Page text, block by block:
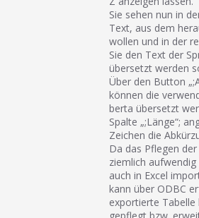
Sie sehen nun in
Text, aus dem
wollen und in der
Sie den Text der
übersetzt werden
Über den Button
können die
berta übersetzt
Spalte „;Länge“;
Zeichen die
Da das Pflegen
ziemlich
auch in Excel
kann über ODBC
exportierte Tabelle